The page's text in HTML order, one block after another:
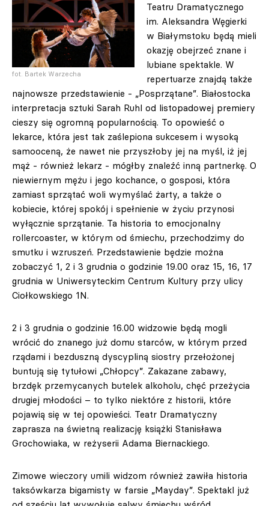
fot. Bartek Warzecha
Teatru Dramatycznego
im. Aleksandra Węgierki
w Białymstoku będą mieli
okazję obejrzeć znane i
lubiane spektakle. W
repertuarze znajdą także
najnowsze przedstawienie - „Posprzątane”. Białostocka
interpretacja sztuki Sarah Ruhl od listopadowej premiery
cieszy się ogromną popularnością. To opowieść o
lekarce, która jest tak zaślepiona sukcesem i wysoką
samooceną, że nawet nie przyszłoby jej na myśl, iż jej
mąż - również lekarz - mógłby znaleźć inną partnerkę. O
niewiernym mężu i jego kochance, o gosposi, która
zamiast sprzątać woli wymyślać żarty, a także o
kobiecie, której spokój i spełnienie w życiu przynosi
wyłącznie sprzątanie. Ta historia to emocjonalny
rollercoaster, w którym od śmiechu, przechodzimy do
smutku i wzruszeń. Przedstawienie będzie można
zobaczyć 1, 2 i 3 grudnia o godzinie 19.00 oraz 15, 16, 17
grudnia w Uniwersyteckim Centrum Kultury przy ulicy
Ciołkowskiego 1N.
2 i 3 grudnia o godzinie 16.00 widzowie będą mogli
wrócić do znanego już domu starców, w którym przed
rządami i bezduszną dyscypliną siostry przełożonej
buntują się tytułowi „Chłopcy”. Zakazane zabawy,
brzdęk przemycanych butelek alkoholu, chęć przeżycia
drugiej młodości – to tylko niektóre z historii, które
pojawią się w tej opowieści. Teatr Dramatyczny
zaprasza na świetną realizację książki Stanisława
Grochowiaka, w reżyserii Adama Biernackiego.
Zimowe wieczory umili widzom również zawiła historia
taksówkarza bigamisty w farsie „Mayday”. Spektakl już